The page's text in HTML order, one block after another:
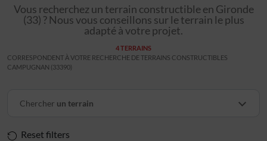
Vous recherchez un terrain constructible en Gironde
(33) ? Nous vous conseillons sur le terrain le plus
adapté à votre projet.
4 TERRAINS
CORRESPONDENT À VOTRE RECHERCHE DE TERRAINS CONSTRUCTIBLES
CAMPUGNAN (33390)
Chercher un terrain
Reset filters